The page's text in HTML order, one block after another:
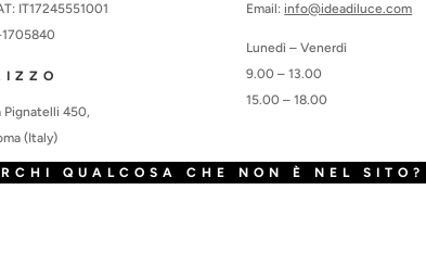
IT17245551001
1705840
Pignatelli 450,
(Italy)
Email: info@ideadiluce.com
Lunedì – Venerdì
9.00 – 13.00
15.00 – 18.00
QUALCOSA CHE NON È NEL